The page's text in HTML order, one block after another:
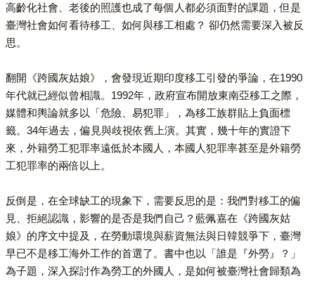
高齡化社會、老後的照護也成了每個人都必須面對的課題，但是
臺灣社會如何看待移工、如何與移工相處？ 卻仍然需要深入被反
思。
翻開《跨國灰姑娘》，會發現近期印度移工引發的爭論，在1990
年代就已經似曾相識。1992年，政府宣布開放東南亞移工之際，
媒體和輿論就多以「危險、易犯罪」，為移工族群貼上負面標
籤。34年過去，偏見與歧視依舊上演。其實，幾十年的實證下
來，外籍勞工犯罪率遠低於本國人，本國人犯罪率甚至是外籍勞
工犯罪率的兩倍以上。
反倒是，在全球缺工的現象下，需要反思的是：我們對移工的偏
見、拒絕認識，影響的是否是我們自己？藍佩嘉在《跨國灰姑
娘》的序文中提及，在勞動環境與薪資無法與日韓競爭下，臺灣
早已不是移工海外工作的首選了。書中也以「誰是『外勞』？」
為子題，深入探討作為勞工的外國人，是如何被臺灣社會歸類為